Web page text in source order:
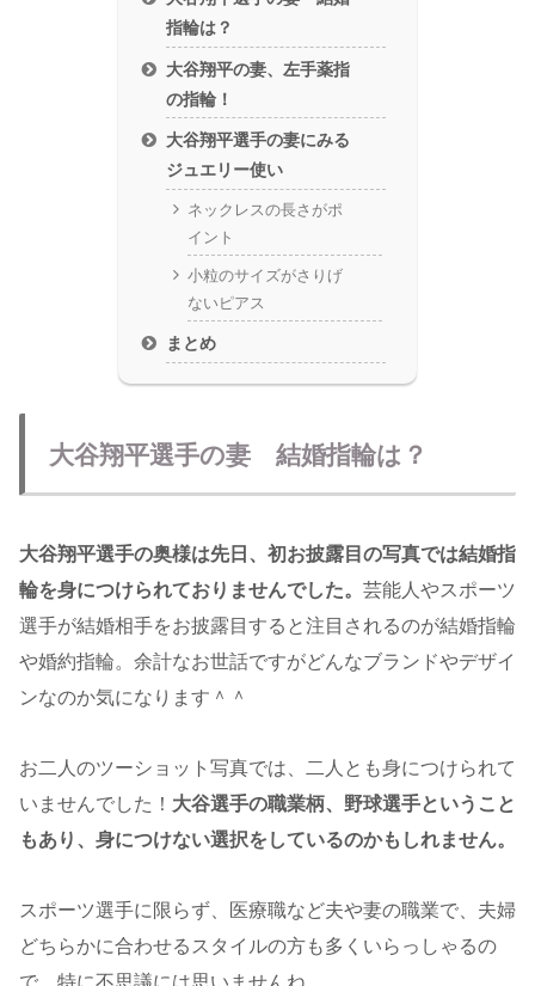
指輪は？
大谷翔平の妻、左手薬指
の指輪！
大谷翔平選手の妻にみる
ジュエリー使い
ネックレスの長さがポ
イント
小粒のサイズがさりげ
ないピアス
まとめ
大谷翔平選手の妻 結婚指輪は？
大谷翔平選手の奥様は先日、初お披露目の写真では結婚指
輪を身につけられておりませんでした。 芸能人やスポーツ
選手が結婚相手をお披露目すると注目されるのが結婚指輪
や婚約指輪。余計なお世話ですがどんなブランドやデザイ
ンなのか気になります＾＾
お二人のツーショット写真では、二人とも身につけられて
いませんでした！ 大谷選手の職業柄、野球選手ということ
もあり、身につけない選択をしているのかもしれません。
スポーツ選手に限らず、医療職など夫や妻の職業で、夫婦
どちらかに合わせるスタイルの方も多くいらっしゃるの
で、特に不思議には思いませんね。